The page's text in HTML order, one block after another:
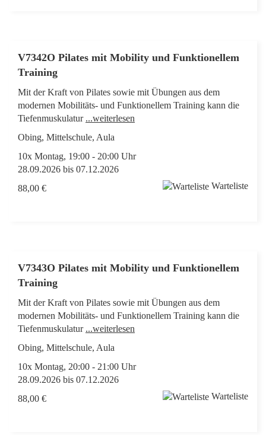
V7342O Pilates mit Mobility und Funktionellem
Training
Mit der Kraft von Pilates sowie mit Übungen aus dem
modernen Mobilitäts- und Funktionellem Training kann die
Tiefenmuskulatur ...weiterlesen
Obing, Mittelschule, Aula
10x Montag, 19:00 - 20:00 Uhr
28.09.2026 bis 07.12.2026
88,00 €
Warteliste
V7343O Pilates mit Mobility und Funktionellem
Training
Mit der Kraft von Pilates sowie mit Übungen aus dem
modernen Mobilitäts- und Funktionellem Training kann die
Tiefenmuskulatur ...weiterlesen
Obing, Mittelschule, Aula
10x Montag, 20:00 - 21:00 Uhr
28.09.2026 bis 07.12.2026
88,00 €
Warteliste